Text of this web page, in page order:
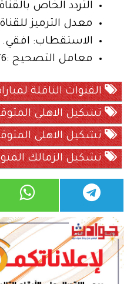
التردد الخاص بالقناة :
معدل الترميز للقناة :
الاستقطاب: افقي.
معامل التصحيح :5/6.
القنوات الناقلة
تشكيل الاهلي
تشكيل الاهلي
تشكيل الزمالك